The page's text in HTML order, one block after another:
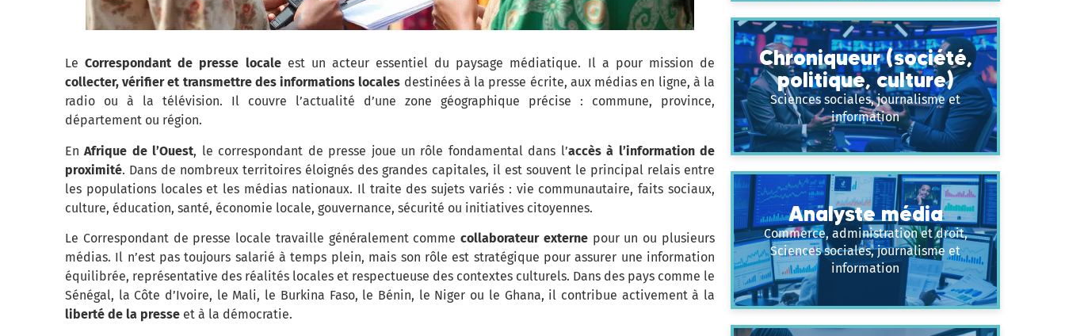
LeCorrespondant de presse localeest un acteur essentiel du paysage médiatique. Il a pour mission de
collecter, vérifier et transmettre des informations locales destinées à la presse écrite, aux médias en ligne, à la
radio ou à la télévision. Il couvre l’actualité d’une zone géographique précise : commune, province,
département ou région.
EnAfrique de l’Ouest, le correspondant de presse joue un rôle fondamental dans l’accès à l’information de
proximité. Dans de nombreux territoires éloignés des grandes capitales, il est souvent le principal relais entre
les populations locales et les médias nationaux. Il traite des sujets variés : vie communautaire, faits sociaux,
culture, éducation, santé, économie locale, gouvernance, sécurité ou initiatives citoyennes.
Le Correspondant de presse locale travaille généralement commecollaborateur externepour un ou plusieurs
médias. Il n’est pas toujours salarié à temps plein, mais son rôle est stratégique pour assurer une information
équilibrée, représentative des réalités locales et respectueuse des contextes culturels. Dans des pays comme le
Sénégal, la Côte d’Ivoire, le Mali, le Burkina Faso, le Bénin, le Niger ou le Ghana, il contribue activement à la
liberté de la presse et à la démocratie.
Chroniqueur (société,
politique, culture)
Sciences sociales, journalisme et
information
Analyste média
Commerce, administration et droit,
Sciences sociales, journalisme et
information